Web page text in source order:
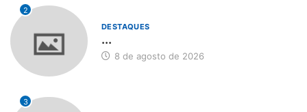
2
DESTAQUES
...
8 de agosto de 2026
3